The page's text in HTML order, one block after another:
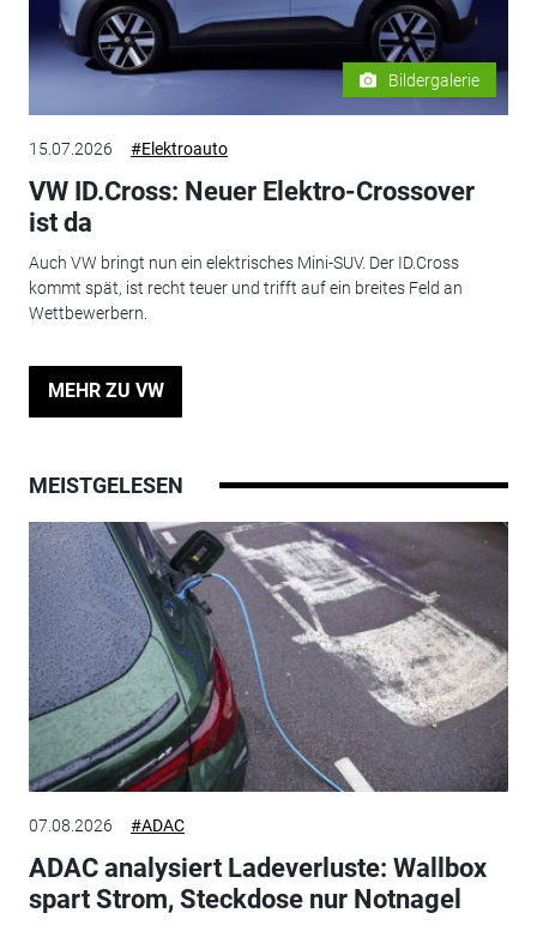
Bildergalerie
15.07.2026 #Elektroauto
VW ID.Cross: Neuer Elektro-Crossover
ist da
Auch VW bringt nun ein elektrisches Mini-SUV. Der ID.Cross
kommt spät, ist recht teuer und trifft auf ein breites Feld an
Wettbewerbern.
MEHR ZU VW
MEISTGELESEN
07.08.2026 #ADAC
ADAC analysiert Ladeverluste: Wallbox
spart Strom, Steckdose nur Notnagel